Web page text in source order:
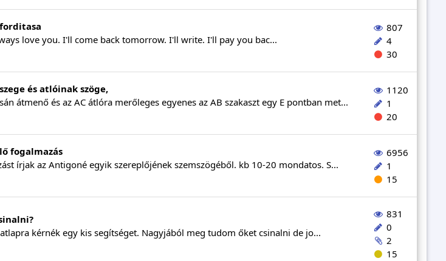
love you. I'll come back tomorrow. I'll write. I'll pay you bac...
807
4
30
és atlóinak szöge,
átmenő és az AC átlóra merőleges egyenes az AB szakaszt egy E pontban met...
1120
1
20
fogalmazás
írjak az Antigoné egyik szereplőjének szemszögéből. kb 10-20 mondatos. S...
6956
1
15
kérnék egy kis segítséget. Nagyjából meg tudom őket csinalni de jo...
831
0
2
15